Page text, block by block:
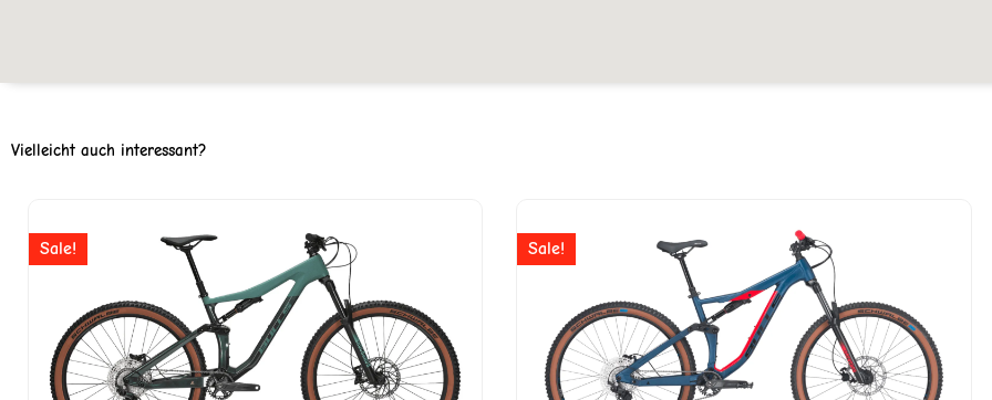
Vielleicht auch interessant?
Sale!
Preis
war:
CHF 3'499
ist:
CHF 2'727.
Sale!
Preis
war:
CHF 2'799
ist:
CHF